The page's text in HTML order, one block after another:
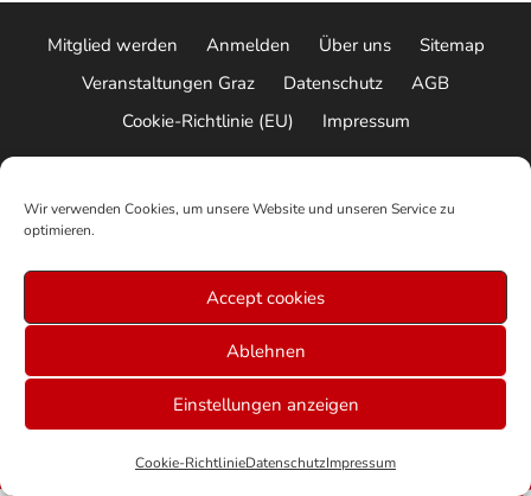
Wir verwenden Cookies, um unsere Website und unseren Service zu
optimieren.
Accept cookies
Ablehnen
Einstellungen anzeigen
Cookie-RichtlinieDatenschutzImpressum
Mitglied werden Anmelden Über uns
Sitemap
Veranstaltungen Graz
Datenschutz
AGB
Cookie-Richtlinie (EU)
Impressum